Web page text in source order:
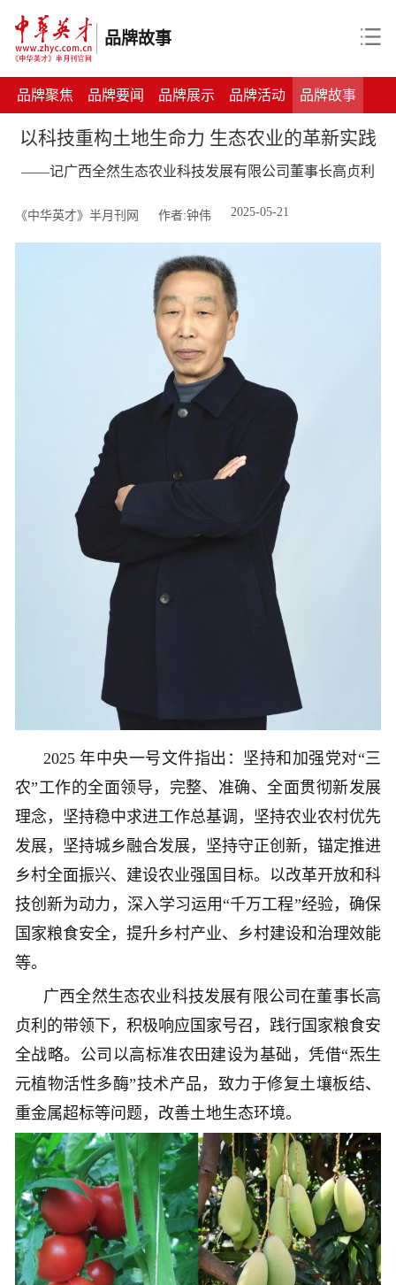
品牌故事
品牌聚焦 品牌要闻 品牌展示 品牌活动 品牌故事
以科技重构土地生命力 生态农业的革新实践
——记广西全然生态农业科技发展有限公司董事长高贞利
《中华英才》半月刊网 作者:钟伟 2025-05-21
2025 年中央一号文件指出：坚持和加强党对“三
农”工作的全面领导，完整、准确、全面贯彻新发展
理念，坚持稳中求进工作总基调，坚持农业农村优先
发展，坚持城乡融合发展，坚持守正创新，锚定推进
乡村全面振兴、建设农业强国目标。以改革开放和科
技创新为动力，深入学习运用“千万工程”经验，确保
国家粮食安全，提升乡村产业、乡村建设和治理效能
等。
广西全然生态农业科技发展有限公司在董事长高
贞利的带领下，积极响应国家号召，践行国家粮食安
全战略。公司以高标准农田建设为基础，凭借“炁生
元植物活性多酶”技术产品，致力于修复土壤板结、
重金属超标等问题，改善土地生态环境。